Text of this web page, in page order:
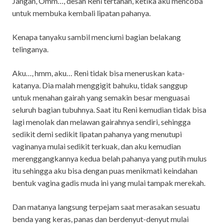
untuk membuka kembali lipatan pahanya.
Kenapa tanyaku sambil menciumi bagian belakang
telinganya.
Aku…, hmm, aku… Reni tidak bisa meneruskan kata-
katanya. Dia malah menggigit bahuku, tidak sanggup
untuk menahan gairah yang semakin besar menguasai
seluruh bagian tubuhnya. Saat itu Reni kemudian tidak bisa
lagi menolak dan melawan gairahnya sendiri, sehingga
sedikit demi sedikit lipatan pahanya yang menutupi
vaginanya mulai sedikit terkuak, dan aku kemudian
merenggangkannya kedua belah pahanya yang putih mulus
itu sehingga aku bisa dengan puas menikmati keindahan
bentuk vagina gadis muda ini yang mulai tampak merekah.
Dan matanya langsung terpejam saat merasakan sesuatu
benda yang keras, panas dan berdenyut-denyut mulai